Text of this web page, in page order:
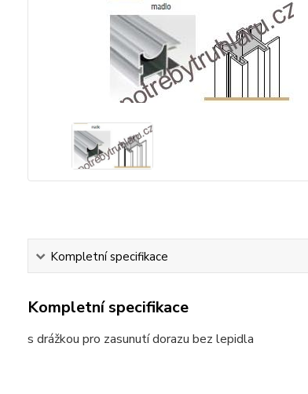
Kompletní specifikace
Kompletní specifikace
s drážkou pro zasunutí dorazu bez lepidla